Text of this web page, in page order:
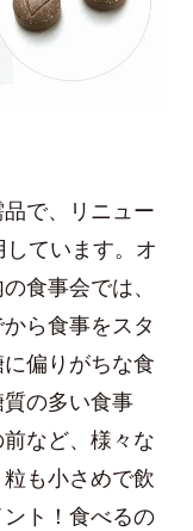
で、リニュー
ています。オ
食事会では、
ら食事をスタ
偏りがちな食
の多い食事
など、様々な
も小さめで飲
ト！食べるの